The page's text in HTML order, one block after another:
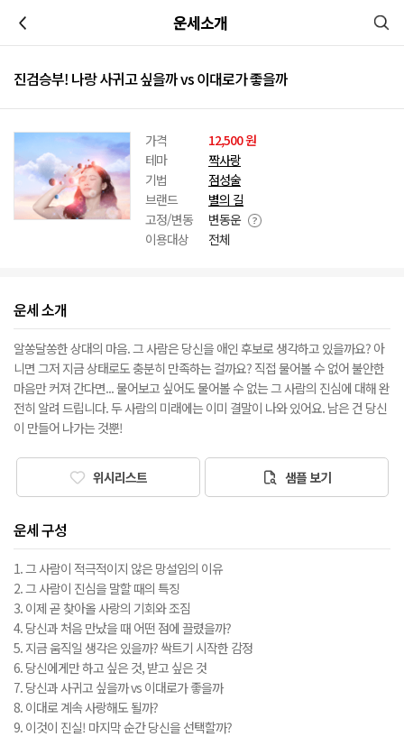
운세소개
진검승부! 나랑 사귀고 싶을까 vs 이대로가 좋을까
가격
12,500 원
테마
짝사랑
기법
점성술
브랜드
별의 길
고정/변동
변동운
이용대상
전체
운세 소개
알쏭달쏭한 상대의 마음. 그 사람은 당신을 애인 후보로 생각하고 있을까요? 아
니면 그저 지금 상태로도 충분히 만족하는 걸까요? 직접 물어볼 수 없어 불안한
마음만 커져 간다면... 물어보고 싶어도 물어볼 수 없는 그 사람의 진심에 대해 완
전히 알려 드립니다. 두 사람의 미래에는 이미 결말이 나와 있어요. 남은 건 당신
이 만들어 나가는 것뿐!
위시리스트 샘플 보기
운세 구성
1. 그 사람이 적극적이지 않은 망설임의 이유
2. 그 사람이 진심을 말할 때의 특징
3. 이제 곧 찾아올 사랑의 기회와 조짐
4. 당신과 처음 만났을 때 어떤 점에 끌렸을까?
5. 지금 움직일 생각은 있을까? 싹트기 시작한 감정
6. 당신에게만 하고 싶은 것, 받고 싶은 것
7. 당신과 사귀고 싶을까 vs 이대로가 좋을까
8. 이대로 계속 사랑해도 될까?
9. 이것이 진실! 마지막 순간 당신을 선택할까?